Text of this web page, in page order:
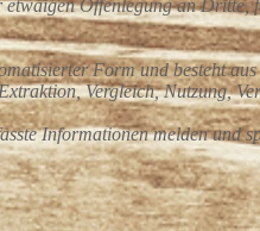
Offenlegung an Dritte,
Form und besteht
Vergleich, Nutzung,
Informationen melden und